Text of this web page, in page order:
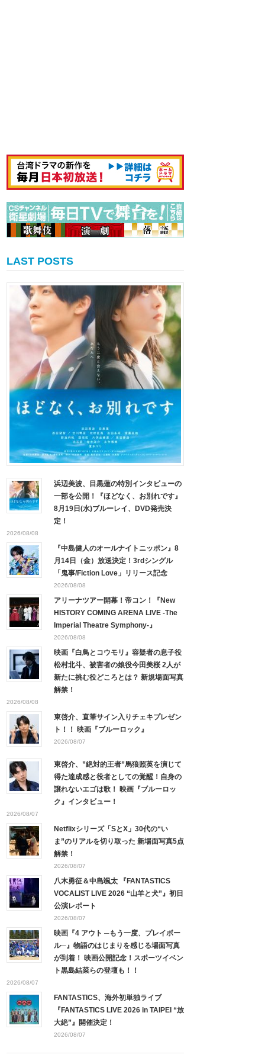
LAST POSTS
浜辺美波、目黒蓮の特別インタビューの
一部を公開！『ほどなく、お別れです』
8月19日(水)ブルーレイ、DVD発売決
定！
2026/08/08
『中島健人のオールナイトニッポン』8
月14日（金）放送決定！3rdシングル
「鬼事/Fiction Love」リリース記念
2026/08/08
アリーナツアー開幕！帝コン！『New
HISTORY COMING ARENA LIVE -The
Imperial Theatre Symphony-』
2026/08/08
映画『白鳥とコウモリ』容疑者の息子役
松村北斗、被害者の娘役今田美桜 2人が
新たに挑む役どころとは？ 新規場面写真
解禁！
2026/08/08
東啓介、直筆サイン入りチェキプレゼン
ト！！ 映画『ブルーロック』
2026/08/07
東啓介、”絶対的王者”馬狼照英を演じて
得た達成感と役者としての覚醒！自身の
譲れないエゴは歌！ 映画『ブルーロッ
ク』インタビュー！
2026/08/07
Netflixシリーズ「SとX」30代の“い
ま”のリアルを切り取った 新場面写真5点
解禁！
2026/08/07
八木勇征＆中島颯太 『FANTASTICS
VOCALIST LIVE 2026 “山羊と犬”』初日
公演レポート
2026/08/07
映画『4 アウト ─もう一度、プレイボー
ル─』物語のはじまりを感じる場面写真
が到着！ 映画公開記念！スポーツイベン
ト黒島結菜らの登壇も！！
2026/08/07
FANTASTICS、海外初単独ライブ
『FANTASTICS LIVE 2026 in TAIPEI “放
大絶”』開催決定！
2026/08/07